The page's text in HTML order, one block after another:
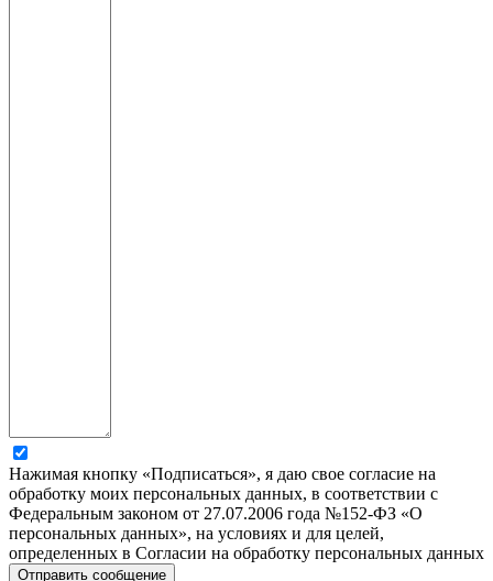
Нажимая кнопку «Подписаться», я даю свое согласие на
обработку моих персональных данных, в соответствии с
Федеральным законом от 27.07.2006 года №152-ФЗ «О
персональных данных», на условиях и для целей,
определенных в Согласии на обработку персональных данных